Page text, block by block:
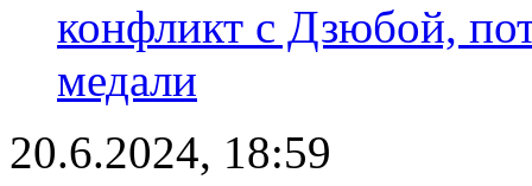
конфликт с Дзюбой,
медали
20.6.2024, 18:59